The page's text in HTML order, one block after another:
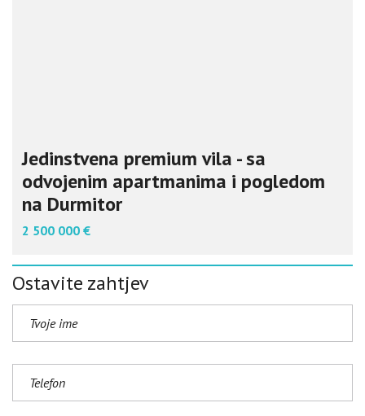
Jedinstvena premium vila - sa
odvojenim apartmanima i pogledom
na Durmitor
2 500 000 €
Ostavite zahtjev